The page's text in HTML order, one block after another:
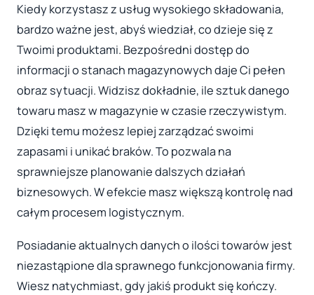
Kiedy korzystasz z usług wysokiego składowania,
bardzo ważne jest, abyś wiedział, co dzieje się z
Twoimi produktami. Bezpośredni dostęp do
informacji o stanach magazynowych daje Ci pełen
obraz sytuacji. Widzisz dokładnie, ile sztuk danego
towaru masz w magazynie w czasie rzeczywistym.
Dzięki temu możesz lepiej zarządzać swoimi
zapasami i unikać braków. To pozwala na
sprawniejsze planowanie dalszych działań
biznesowych. W efekcie masz większą kontrolę nad
całym procesem logistycznym.
Posiadanie aktualnych danych o ilości towarów jest
niezastąpione dla sprawnego funkcjonowania firmy.
Wiesz natychmiast, gdy jakiś produkt się kończy.